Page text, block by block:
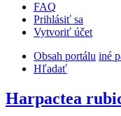
FAQ
Prihlásiť sa
Vytvoriť účet
Obsah portálu iné
Hľadať
Harpactea